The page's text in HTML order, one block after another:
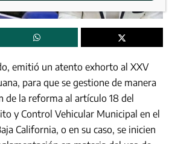
emitió un atento exhorto al XXV
para que se gestione de manera
de la reforma al artículo 18 del
y Control Vehicular Municipal en el
California, o en su caso, se inicien